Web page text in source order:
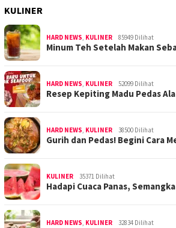
KULINER
HARD NEWS KULINER 85949 Dilihat
Minum Teh Setelah Makan
HARD NEWS KULINER 52099 Dilihat
Resep Kepiting Madu Pedas
HARD NEWS KULINER 38500 Dilihat
Gurih dan Pedas! Begini Cara
KULINER 35371 Dilihat
Hadapi Cuaca Panas,
HARD NEWS KULINER 32834 Dilihat